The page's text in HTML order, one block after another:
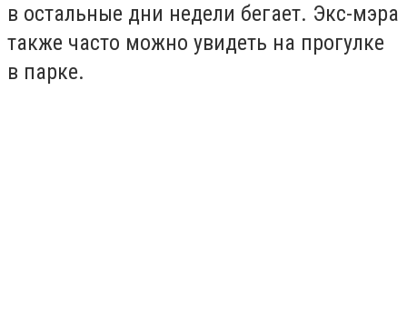
в остальные дни недели бегает. Экс-мэра
также часто можно увидеть на прогулке
в парке.